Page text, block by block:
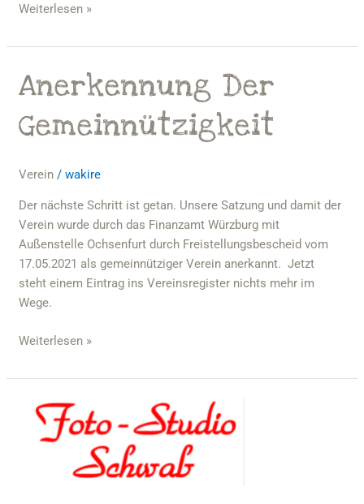
Weiterlesen »
Anerkennung Der
Gemeinnützigkeit
Verein /wakire
Der nächste Schritt ist getan. Unsere Satzung und damit der
Verein wurde durch das Finanzamt Würzburg mit
Außenstelle Ochsenfurt durch Freistellungsbescheid vom
17.05.2021 als gemeinnütziger Verein anerkannt. Jetzt
steht einem Eintrag ins Vereinsregister nichts mehr im
Wege.
Anerkennung
der
Gemeinnützigkeit
Weiterlesen »
Danke
Foto